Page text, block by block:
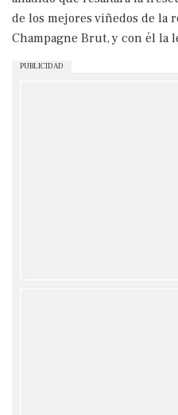
de los mejores viñedos de la
Champagne Brut, y con él la
PUBLICIDAD